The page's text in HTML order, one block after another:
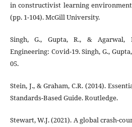
in constructivist learning
(pp. 1-104). McGill University.
Singh, G., Gupta, R., & Agarwal,
Engineering: Covid-19. Singh, G.,
05.
Stein, J., & Graham, C.R. (2014).
Standards-Based Guide. Routledge.
Stewart, W.J. (2021). A global crash-